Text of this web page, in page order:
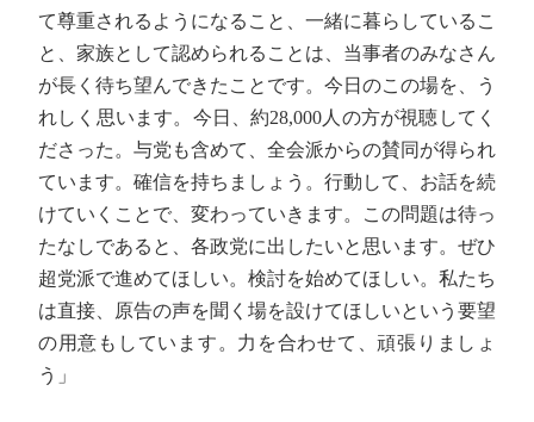
て尊重されるようになること、一緒に暮らしているこ
と、家族として認められることは、当事者のみなさん
が長く待ち望んできたことです。今日のこの場を、う
れしく思います。今日、約28,000人の方が視聴してく
ださった。与党も含めて、全会派からの賛同が得られ
ています。確信を持ちましょう。行動して、お話を続
けていくことで、変わっていきます。この問題は待っ
たなしであると、各政党に出したいと思います。ぜひ
超党派で進めてほしい。検討を始めてほしい。私たち
は直接、原告の声を聞く場を設けてほしいという要望
の用意もしています。力を合わせて、頑張りましょ
う」